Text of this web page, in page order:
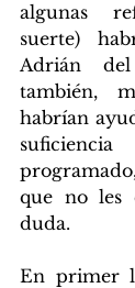
algunas
suerte)
Adrián
también,
habrían
que no les
duda.
En primer